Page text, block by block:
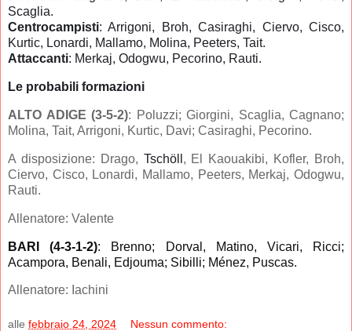
Scaglia.
Centrocampisti: Arrigoni, Broh, Casiraghi, Ciervo, Cisco,
Kurtic, Lonardi, Mallamo, Molina, Peeters, Tait.
Attaccanti: Merkaj, Odogwu, Pecorino, Rauti.
Le probabili formazioni
ALTO ADIGE (3-5-2): Poluzzi; Giorgini, Scaglia, Cagnano;
Molina, Tait, Arrigoni, Kurtic, Davi; Casiraghi, Pecorino.
A disposizione: Drago, Tschöll , El Kaouakibi, Kofler, Broh,
Ciervo, Cisco, Lonardi, Mallamo, Peeters, Merkaj, Odogwu,
Rauti.
Allenatore: Valente
BARI (4-3-1-2): Brenno; Dorval, Matino, Vicari, Ricci;
Acampora, Benali, Edjouma; Sibilli; Ménez, Puscas.
Allenatore: Iachini
alle febbraio 24, 2024 Nessun commento: